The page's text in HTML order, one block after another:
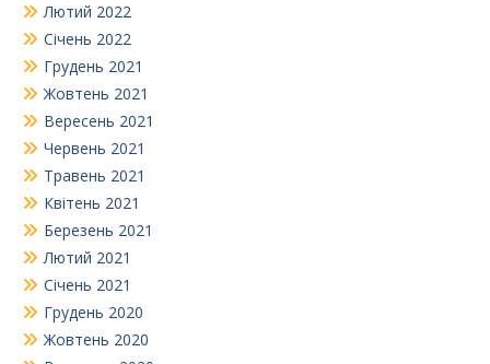
Лютий 2022
Січень 2022
Грудень 2021
Жовтень 2021
Вересень 2021
Червень 2021
Травень 2021
Квітень 2021
Березень 2021
Лютий 2021
Січень 2021
Грудень 2020
Жовтень 2020